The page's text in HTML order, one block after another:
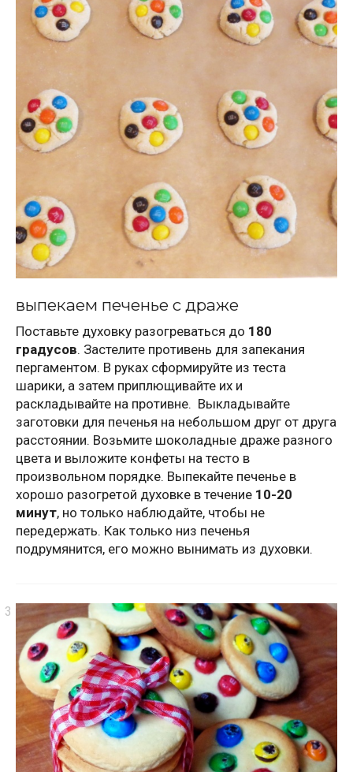
выпекаем печенье с драже
Поставьте духовку разогреваться до 180
градусов. Застелите противень для запекания
пергаментом. В руках сформируйте из теста
шарики, а затем приплющивайте их и
раскладывайте на противне. Выкладывайте
заготовки для печенья на небольшом друг от друга
расстоянии. Возьмите шоколадные драже разного
цвета и выложите конфеты на тесто в
произвольном порядке. Выпекайте печенье в
хорошо разогретой духовке в течение 10-20
минут, но только наблюдайте, чтобы не
передержать. Как только низ печенья
подрумянится, его можно вынимать из духовки.